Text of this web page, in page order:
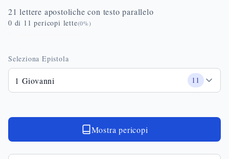
21 lettere apostoliche con testo parallelo
0 di 11 pericopi lette(0%)
Seleziona Epistola
1 Giovanni 11
Mostra pericopi